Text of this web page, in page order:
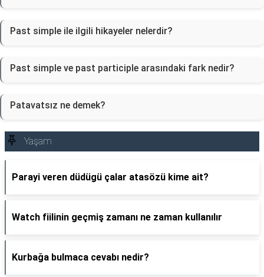
Past simple ile ilgili hikayeler nelerdir?
Past simple ve past participle arasındaki fark nedir?
Patavatsız ne demek?
Yaşam
Parayi veren düdügü çalar atasözü kime ait?
Watch fiilinin geçmiş zamanı ne zaman kullanılır
Kurbağa bulmaca cevabı nedir?